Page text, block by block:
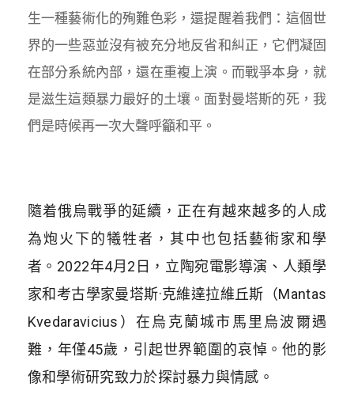
生一種藝術化的殉難色彩，還提醒着我們：這個世
界的一些惡並沒有被充分地反省和糾正，它們凝固
在部分系統內部，還在重複上演。而戰爭本身，就
是滋生這類暴力最好的土壤。面對曼塔斯的死，我
們是時候再一次大聲呼籲和平。
隨着俄烏戰爭的延續，正在有越來越多的人成
為炮火下的犧牲者，其中也包括藝術家和學
者。2022年4月2日，立陶宛電影導演、人類學
家和考古學家曼塔斯·克維達拉維丘斯（Mantas
Kvedaravicius）在烏克蘭城市馬里烏波爾遇
難，年僅45歲，引起世界範圍的哀悼。他的影
像和學術研究致力於探討暴力與情感。